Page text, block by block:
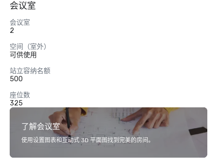
会议室
会议室
2
空间（室外）
可供使用
站立容纳名额
500
座位数
325
了解会议室
使用设置图表和互动式 3D 平面图找到完美的房间。